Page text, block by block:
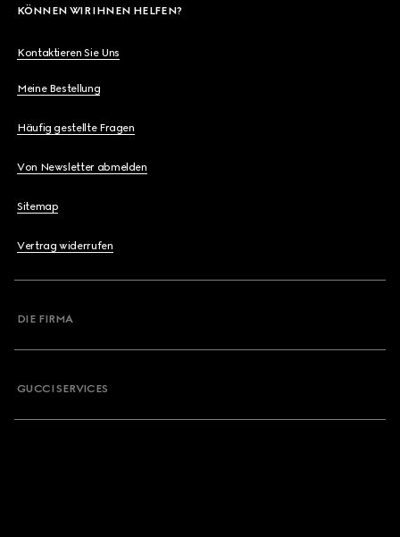
KÖNNEN WIR IHNEN HELFEN?
Kontaktieren Sie Uns
Meine Bestellung
Häufig gestellte Fragen
Von Newsletter abmelden
Sitemap
Vertrag widerrufen
DIE FIRMA
GUCCI SERVICES